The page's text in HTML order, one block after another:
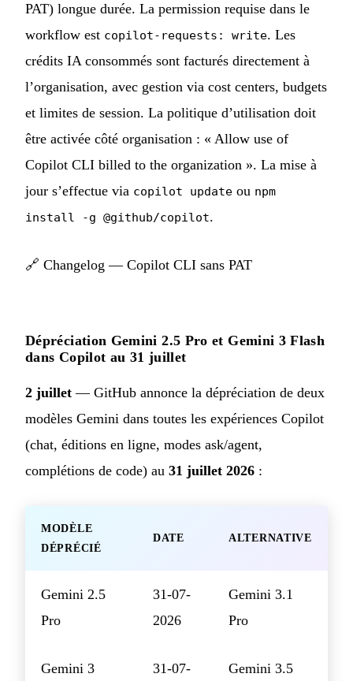
PAT) longue durée. La permission requise dans le
workflow est copilot-requests: write. Les
crédits IA consommés sont facturés directement à
l’organisation, avec gestion via cost centers, budgets
et limites de session. La politique d’utilisation doit
être activée côté organisation : « Allow use of
Copilot CLI billed to the organization ». La mise à
jour s’effectue via copilot update ou npm
install -g @github/copilot.
🔗 Changelog — Copilot CLI sans PAT
Dépréciation Gemini 2.5 Pro et Gemini 3 Flash
dans Copilot au 31 juillet
2 juillet — GitHub annonce la dépréciation de deux
modèles Gemini dans toutes les expériences Copilot
(chat, éditions en ligne, modes ask/agent,
complétions de code) au 31 juillet 2026 :
MODÈLE
DÉPRÉCIÉ
DATE ALTERNATIVE
Gemini 2.5
Pro
31-07-
2026
Gemini 3.1
Pro
Gemini 3
31-07-
Gemini 3.5